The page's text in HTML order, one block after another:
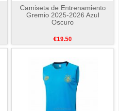
Camiseta de Entrenamiento
Gremio 2025-2026 Azul
Oscuro
€19.50